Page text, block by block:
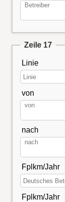
Zeile 17
Linie
von
nach
Fplkm/Jahr
Fplkm/Jahr